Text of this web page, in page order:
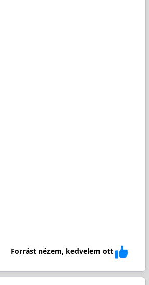
Forrást nézem, kedvelem ott